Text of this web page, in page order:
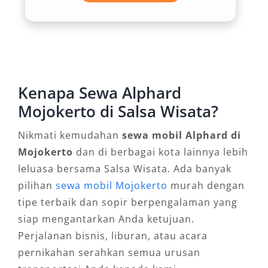
lepas kunci Mojokerto juga tersedia bagi
4. Fleksibilitas Tujuan dan
Layanan Antar Jemput
Salsa Wisata sebagai penyedia rental Alphard
Mojokerto terkemuka menawarkan layanan
antar jemput Bandara dan Stasiun Mojokerto,
sehingga sangat memudahkan tamu luar kota
atau pelaku perjalanan bisnis. Armada siap
digunakan untuk keperluan lokal maupun
perjalanan ke kota lain tanpa batasan area.
Kenapa Sewa Alphard
Mojokerto di Salsa Wisata?
Nikmati kemudahan sewa mobil Alphard di
Mojokerto dan di berbagai kota lainnya lebih
leluasa bersama Salsa Wisata. Ada banyak
pilihan sewa mobil Mojokerto murah dengan
tipe terbaik dan sopir berpengalaman yang
siap mengantarkan Anda ketujuan.
Perjalanan bisnis, liburan, atau acara
pernikahan serahkan semua urusan